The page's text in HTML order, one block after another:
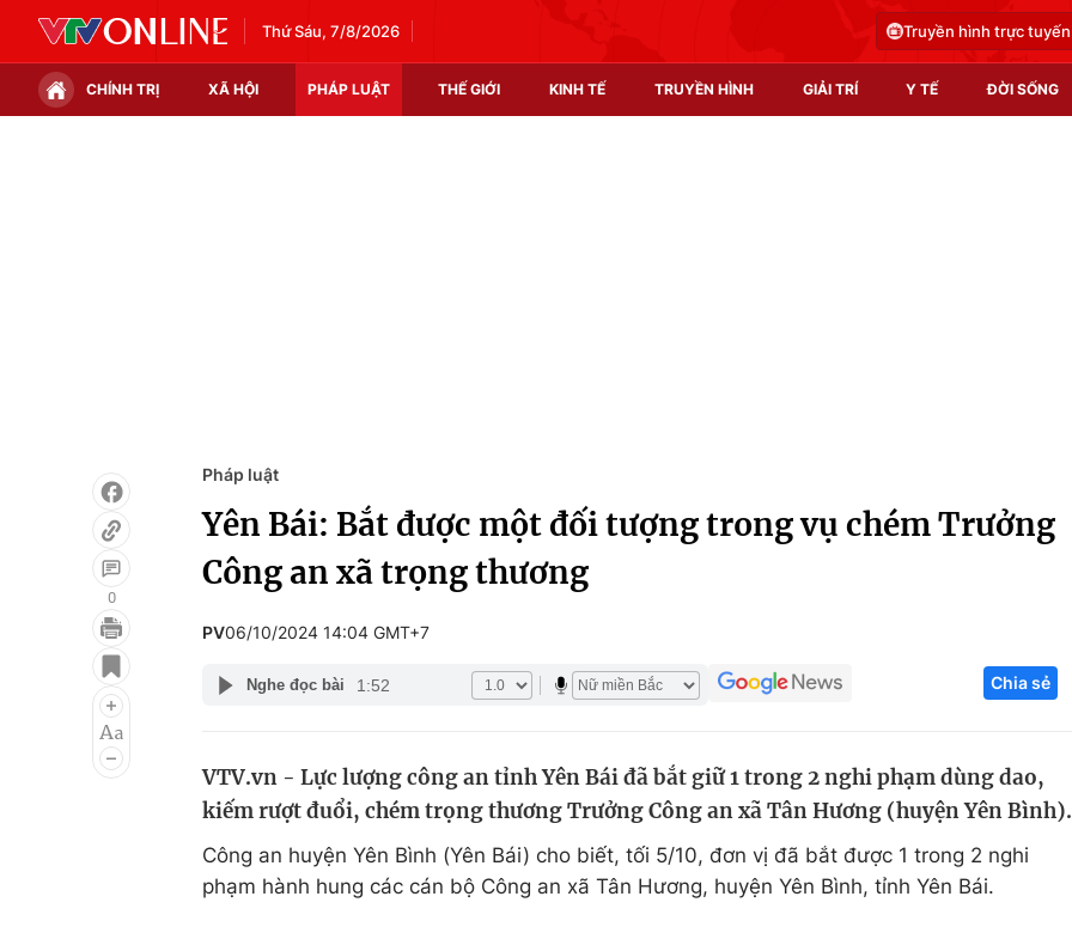
Thứ Sáu, 7/8/2026 Truyền hình trực tuyến
CHÍNH TRỊ XÃ HỘI PHÁP LUẬT THẾ GIỚI KINH TẾ TRUYỀN HÌNH GIẢI TRÍ Y TẾ ĐỜI SỐNG
Infographic
Điện ảnh
Âm nhạc
Du lịch
Chất lượng cuộc sống
Tuyển sinh
Hitech Công
Thị trường
0
Pháp luật
Yên Bái: Bắt được một đối tượng trong vụ chém Trưởng
Công an xã trọng thương
PV06/10/2024 14:04 GMT+7
Nghe đọc bài 1:52 Chia sẻ
VTV.vn - Lực lượng công an tỉnh Yên Bái đã bắt giữ 1 trong 2 nghi phạm dùng dao,
kiếm rượt đuổi, chém trọng thương Trưởng Công an xã Tân Hương (huyện Yên Bình).
Công an huyện Yên Bình (Yên Bái) cho biết, tối 5/10, đơn vị đã bắt được 1 trong 2 nghi
phạm hành hung các cán bộ Công an xã Tân Hương, huyện Yên Bình, tỉnh Yên Bái.